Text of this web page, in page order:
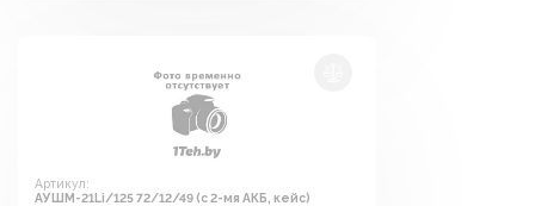
Артикул:
АУШМ-21Li/125 72/12/49 (с 2-мя АКБ, кейс)